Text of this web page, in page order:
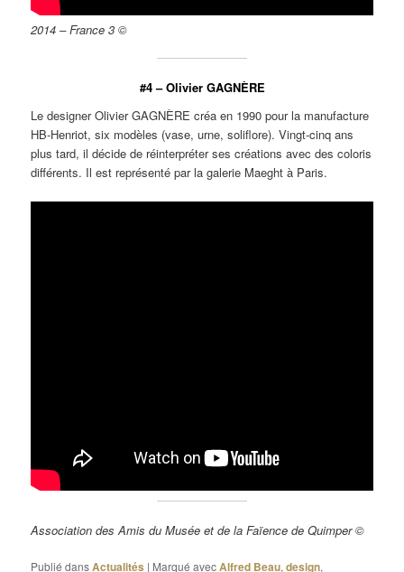
2014 – France 3 ©
#4 –Olivier GAGNÈRE
Le designer Olivier GAGNÈRE créa en 1990 pour la manufacture
HB-Henriot, six modèles (vase, urne, soliflore). Vingt-cinq ans
plus tard, il décide de réinterpréter ses créations avec des coloris
différents. Il est représenté par la galerie Maeght à Paris.
Association des Amis du Musée et de la Faïence de Quimper ©
Publié dansActualités | Marqué avecAlfred Beau,design,